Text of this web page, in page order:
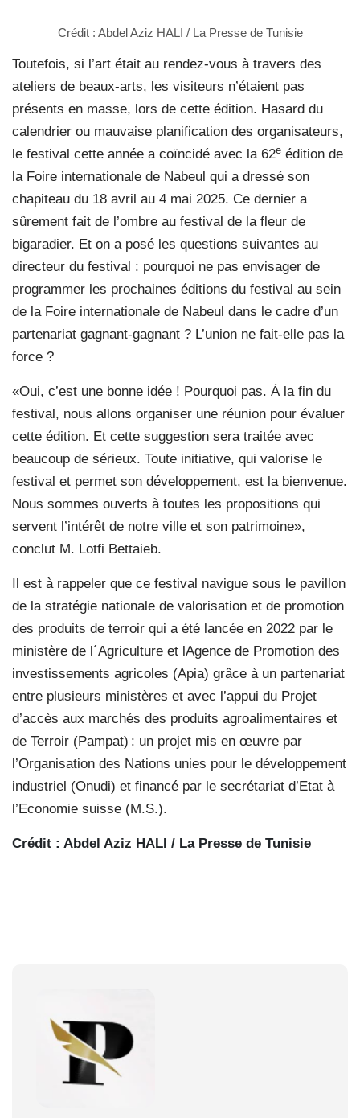
Crédit : Abdel Aziz HALI / La Presse de Tunisie
Toutefois, si l’art était au rendez-vous à travers des
ateliers de beaux-arts, les visiteurs n’étaient pas
présents en masse, lors de cette édition. Hasard du
calendrier ou mauvaise planification des organisateurs,
le festival cette année a coïncidé avec la 62e édition de
la Foire internationale de Nabeul qui a dressé son
chapiteau du 18 avril au 4 mai 2025. Ce dernier a
sûrement fait de l’ombre au festival de la fleur de
bigaradier. Et on a posé les questions suivantes au
directeur du festival : pourquoi ne pas envisager de
programmer les prochaines éditions du festival au sein
de la Foire internationale de Nabeul dans le cadre d’un
partenariat gagnant-gagnant ? L’union ne fait-elle pas la
force ?
«Oui, c’est une bonne idée ! Pourquoi pas. À la fin du
festival, nous allons organiser une réunion pour évaluer
cette édition. Et cette suggestion sera traitée avec
beaucoup de sérieux. Toute initiative, qui valorise le
festival et permet son développement, est la bienvenue.
Nous sommes ouverts à toutes les propositions qui
servent l’intérêt de notre ville et son patrimoine»,
conclut M. Lotfi Bettaieb.
Il est à rappeler que ce festival navigue sous le pavillon
de la stratégie nationale de valorisation et de promotion
des produits de terroir qui a été lancée en 2022 par le
ministère de l´Agriculture et lAgence de Promotion des
investissements agricoles (Apia) grâce à un partenariat
entre plusieurs ministères et avec l’appui du Projet
d’accès aux marchés des produits agroalimentaires et
de Terroir (Pampat) : un projet mis en œuvre par
l’Organisation des Nations unies pour le développement
industriel (Onudi) et financé par le secrétariat d’Etat à
l’Economie suisse (M.S.).
Crédit : Abdel Aziz HALI / La Presse de Tunisie